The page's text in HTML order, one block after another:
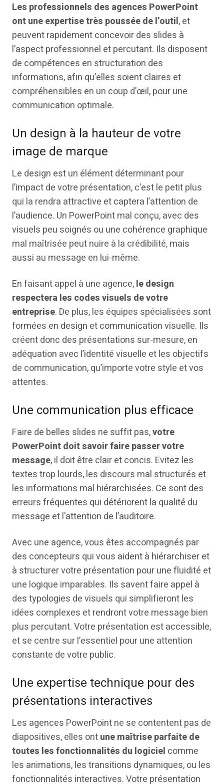
Les professionnels des agences PowerPoint
ont une expertise très poussée de l’outil, et
peuvent rapidement concevoir des slides à
l’aspect professionnel et percutant. Ils disposent
de compétences en structuration des
informations, afin qu’elles soient claires et
compréhensibles en un coup d’œil, pour une
communication optimale.
Un design à la hauteur de votre
image de marque
Le design est un élément déterminant pour
l’impact de votre présentation, c’est le petit plus
qui la rendra attractive et captera l’attention de
l’audience. Un PowerPoint mal conçu, avec des
visuels peu soignés ou une cohérence graphique
mal maîtrisée peut nuire à la crédibilité, mais
aussi au message en lui-même.
En faisant appel à une agence,le design
respectera les codes visuels de votre
entreprise. De plus, les équipes spécialisées sont
formées en design et communication visuelle. Ils
créent donc des présentations sur-mesure, en
adéquation avec l’identité visuelle et les objectifs
de communication, qu’importe votre style et vos
attentes.
Une communication plus efficace
Faire de belles slides ne suffit pas,votre
PowerPoint doit savoir faire passer votre
message, il doit être clair et concis. Evitez les
textes trop lourds, les discours mal structurés et
les informations mal hiérarchisées. Ce sont des
erreurs fréquentes qui détériorent la qualité du
message et l’attention de l’auditoire.
Avec une agence, vous êtes accompagnés par
des concepteurs qui vous aident à hiérarchiser et
à structurer votre présentation pour une fluidité et
une logique imparables. Ils savent faire appel à
des typologies de visuels qui simplifieront les
idées complexes et rendront votre message bien
plus percutant. Votre présentation est accessible,
et se centre sur l’essentiel pour une attention
constante de votre public.
Une expertise technique pour des
présentations interactives
Les agences PowerPoint ne se contentent pas de
diapositives, elles ontune maîtrise parfaite de
toutes les fonctionnalités du logiciel comme
les animations, les transitions dynamiques, ou les
fonctionnalités interactives. Votre présentation